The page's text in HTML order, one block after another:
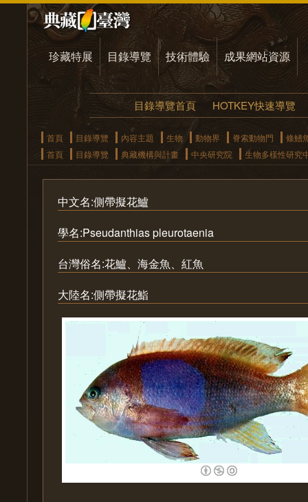
珍藏特展 目錄導覽 技術體驗 成果網站資源
目錄導覽首頁 HOTKEY快速導覽
首頁 目錄導覽 內容主題 生物 動物界 脊索動物門
條鰭
首頁
目錄導覽 典藏機構與計畫 中央研究院 生物多樣性研究
中文名:側帶擬花鱸
學名:Pseudanthias pleurotaenia
台灣俗名:花鱸、海金魚、紅魚
大陸名:側帶擬花鮨